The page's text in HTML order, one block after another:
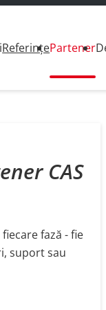
ReferințePartener
CAS
fază - fie
suport sau